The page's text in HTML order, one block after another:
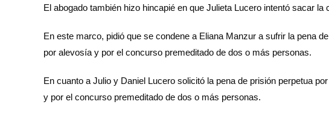
El abogado también hizo hincapié en que Julieta Lucero intentó sacar
En este marco, pidió que se condene a Eliana Manzur a sufrir la pena
por alevosía y por el concurso premeditado de dos o más personas.
En cuanto a Julio y Daniel Lucero solicitó la pena de prisión perpetua
y por el concurso premeditado de dos o más personas.